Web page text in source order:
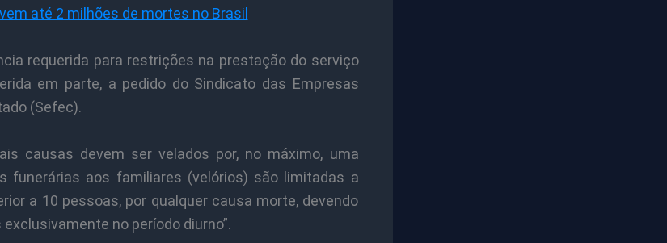
até 2 milhões de mortes no Brasil
requerida para restrições na prestação do serviço
em parte, a pedido do Sindicato das Empresas
(Sefec).
causas devem ser velados por, no máximo, uma
funerárias aos familiares (velórios) são limitadas a
a 10 pessoas, por qualquer causa morte, devendo
no período diurno”.